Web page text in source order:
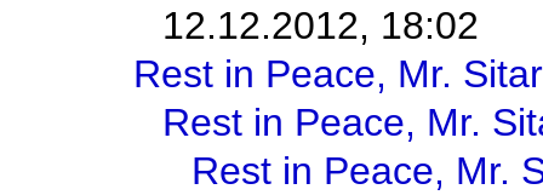
12.12.2012, 18:02
Rest in Peace, Mr. Sitar
Rest in Peace, Mr.
Rest in Peace, Mr.